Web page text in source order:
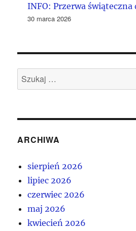
INFO: Przerwa świąteczna
30 marca 2026
Szukaj:
ARCHIWA
sierpień 2026
lipiec 2026
czerwiec 2026
maj 2026
kwiecień 2026